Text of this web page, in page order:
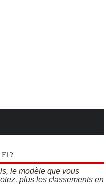
le modèle que vous
plus les classements en